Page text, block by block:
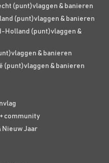
(punt)vlaggen & banieren
(punt)vlaggen & banieren
Holland (punt)vlaggen &
& banieren
(punt)vlaggen & banieren
community
Nieuw Jaar